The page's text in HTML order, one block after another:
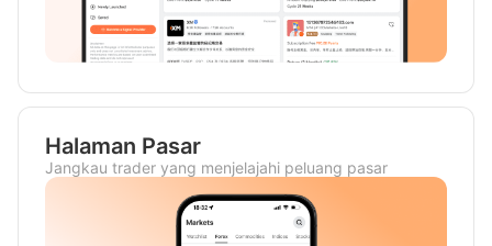
Halaman Pasar
Jangkau trader yang menjelajahi peluang pasar